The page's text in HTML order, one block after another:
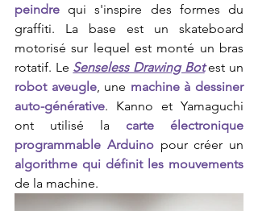
peindre qui s'inspire des formes du
graffiti. La base est un skateboard
motorisé sur lequel est monté un bras
rotatif. Le Senseless Drawing Bot
robot aveugle, une machine à dessiner
auto-générative. Kanno et Yamaguchi
ont utilisé la carte électronique
programmable Arduino
algorithme qui définit les mouvements
de la machine.